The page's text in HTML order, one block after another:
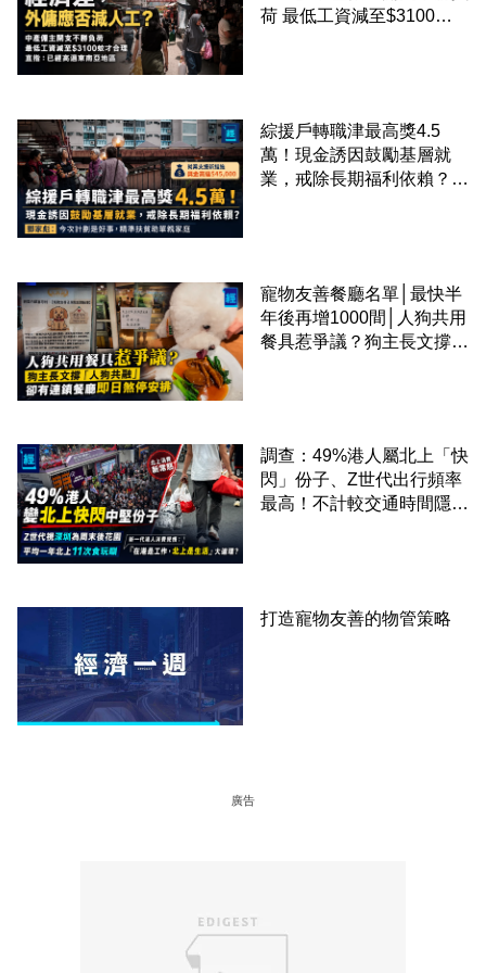
荷 最低工資減至$3100蚊
綜援戶轉職津最高獎4.5
萬！現金誘因鼓勵基層就
業，戒除長期福利依賴？鄧
寵物友善餐廳名單│最快半
年後再增1000間│人狗共用
餐具惹爭議？狗主長文撐
調查：49%港人屬北上「快
閃」份子、Z世代出行頻率
最高！不計較交通時間隱形
打造寵物友善的物管策略
廣告